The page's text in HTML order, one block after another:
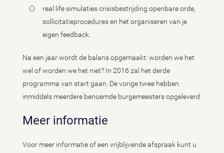
real life simulaties crisisbestrijding openbare orde,
sollicitatieprocedures en het organiseren van je
eigen feedback.
Na een jaar wordt de balans opgemaakt: worden we het
wel of worden we het niet? In 2016 zal het derde
programma van start gaan. De vorige twee hebben
inmiddels meerdere benoemde burgemeesters opgeleverd.
Meer informatie
Voor meer informatie of een vrijblijvende afspraak kunt u